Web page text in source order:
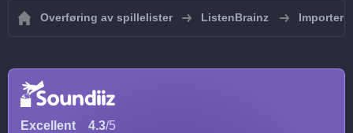
Overføring av spillelister ListenBrainz Importer
Excellent 4.3/5